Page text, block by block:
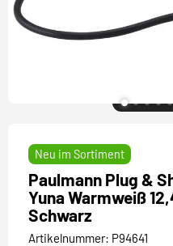
Neu im Sortiment
Paulmann Plug &
Yuna Warmweiß
Schwarz
Artikelnummer: P94641